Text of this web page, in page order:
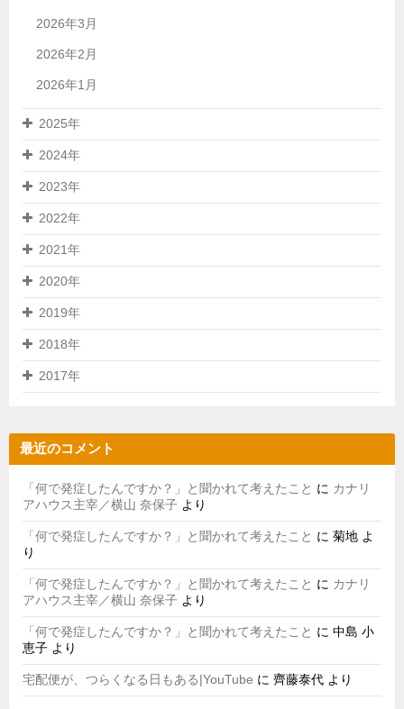
2026年3月
2026年2月
2026年1月
2025年
2024年
2023年
2022年
2021年
2020年
2019年
2018年
2017年
最近のコメント
「何で発症したんですか？」と聞かれて考えたこと に カナリ
アハウス主宰／横山 奈保子 より
「何で発症したんですか？」と聞かれて考えたこと に 菊地 よ
り
「何で発症したんですか？」と聞かれて考えたこと に カナリ
アハウス主宰／横山 奈保子 より
「何で発症したんですか？」と聞かれて考えたこと に 中島 小
恵子 より
宅配便が、つらくなる日もある|YouTube に 齊藤泰代 より